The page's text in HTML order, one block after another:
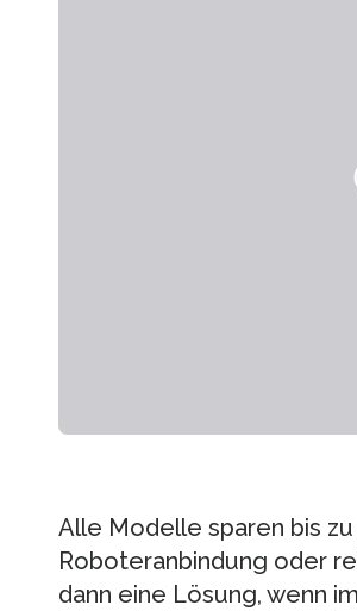
Alle Modelle sparen bis
Roboteranbindung oder
dann eine Lösung, wenn